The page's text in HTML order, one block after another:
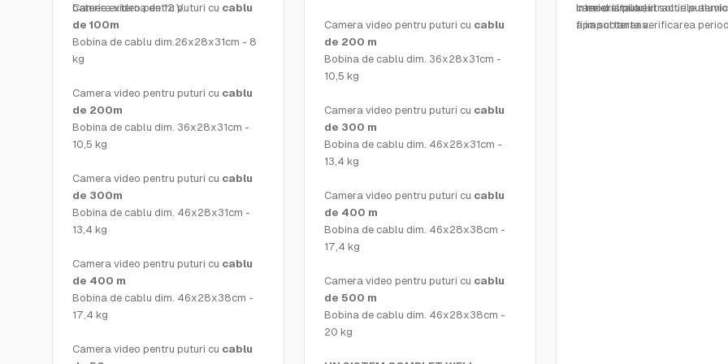
baterie externa de 12 V.
Camera video pentru puturi cu cablu
de 100m
Bobina de cablu dim.26x28x31cm - 8
kg
Camera video pentru puturi cu cablu
de 200m
Bobina de cablu dim. 36x28x31cm -
10,5 kg
Camera video pentru puturi cu cablu
de 300m
Bobina de cablu dim. 46x28x31cm -
13,4 kg
Camera video pentru puturi cu cablu
de 400 m
Bobina de cablu dim. 46x28x38cm -
17,4 kg
Camera video pentru puturi cu cablu
Camera video pentru puturi cu cablu
de 200 m
Bobina de cablu dim. 36x28x31cm -
10,5 kg
Camera video pentru puturi cu cablu
de 300 m
Bobina de cablu dim. 46x28x31cm -
13,4 kg
Camera video pentru puturi cu cablu
de 400 m
Bobina de cablu dim. 46x28x38cm -
17,4 kg
Camera video pentru puturi cu cablu
de 500 m
Bobina de cablu dim. 46x28x38cm -
20 kg
care exista o extractie
apa subterana.
interiorul putului.
In mod similar, in solurile
fi importanta verificarea